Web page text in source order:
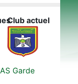
Club actuel
AS Garde